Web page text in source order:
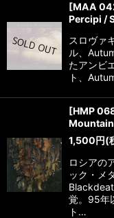
[MAA
Percipi /
スロヴァ
ル、
たアンビ
ト、
[HMP
1,500円(
ロシアの
ック・メ
覚。95年
ト…